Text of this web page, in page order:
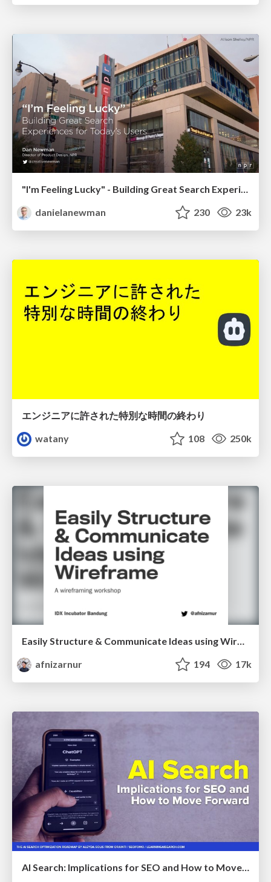
"I'm Feeling Lucky" - Building Great Search Experiences for Today's Users (#IAC19)
danielanewman
230 23k
エンジニアに許された特別な時間の終わり
watany
108 250k
Easily Structure & Communicate Ideas using Wireframe
afnizarnur
194 17k